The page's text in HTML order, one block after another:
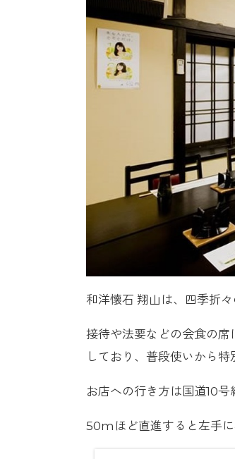
和洋懐石 翔山は、四季折
接待や法要などの会食の
しており、普段使いから
お店への行き方は国道10
50mほど直進すると左手に